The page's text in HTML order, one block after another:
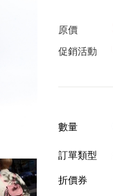
原價
促銷活動
數量
訂單類型
折價券